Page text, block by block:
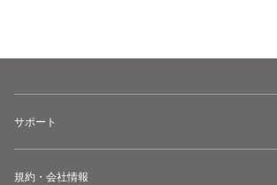
サポート
規約・会社情報